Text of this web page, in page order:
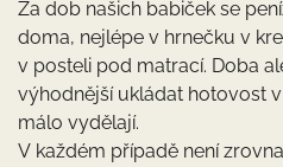
Za dob našich babiček se
doma, nejlépe v hrnečku v
v posteli pod matrací. Doba
výhodnější ukládat hotovost
málo vydělají.
V každém případě není